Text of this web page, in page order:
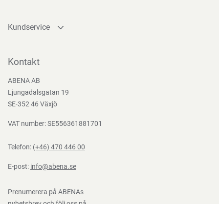
Kundservice
Bli kund
Nedladdningar
Kontakt
ABENA AB
Ljungadalsgatan 19
SE-352 46 Växjö
VAT number: SE556361881701
Telefon: (+46) 470 446 00
E-post: info@abena.se
Prenumerera på ABENAs